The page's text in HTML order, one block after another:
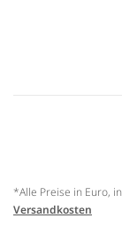
*Alle Preise in Euro,
Versandkosten